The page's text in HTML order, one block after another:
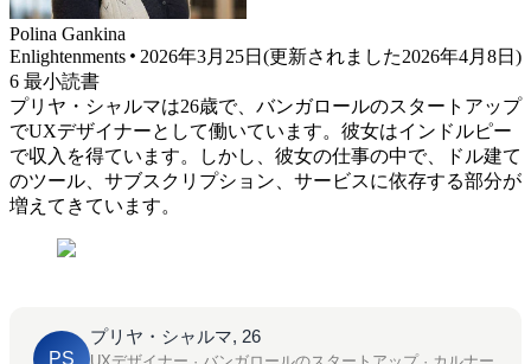
Polina Gankina
Enlightenments
2026年3月25日 (更新されました2026年4月8日 )
6 最小読書
プリヤ・シャルマは26歳で、バンガロールのスタートアップ
でUXデザイナーとして働いています。彼女はインドルピー
で収入を得ています。しかし、彼女の仕事の中で、ドル建て
のツール、サブスクリプション、サービスに依存する部分が
増えてきています。
PS
プリヤ・シャルマ, 26